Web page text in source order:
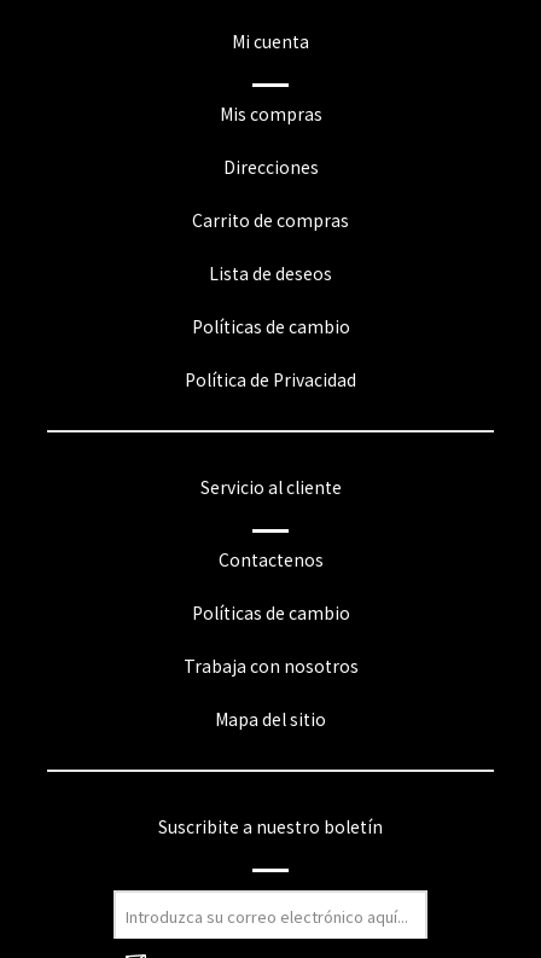
Mi cuenta
Mis compras
Direcciones
Carrito de compras
Lista de deseos
Políticas de cambio
Política de Privacidad
Servicio al cliente
Contactenos
Políticas de cambio
Trabaja con nosotros
Mapa del sitio
Suscribite a nuestro boletín